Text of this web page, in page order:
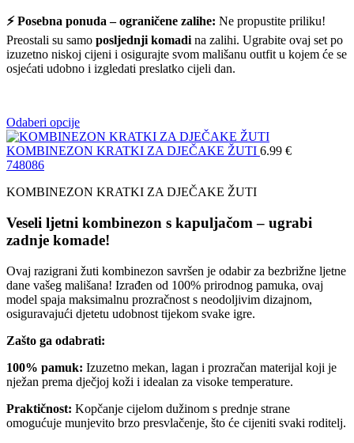
⚡ Posebna ponuda – ograničene zalihe: Ne propustite priliku!
Preostali su samo posljednji komadi na zalihi. Ugrabite ovaj set po
izuzetno niskoj cijeni i osigurajte svom mališanu outfit u kojem će se
osjećati udobno i izgledati preslatko cijeli dan.
Odaberi opcije
KOMBINEZON KRATKI ZA DJEČAKE ŽUTI 6.99 €
748086
KOMBINEZON KRATKI ZA DJEČAKE ŽUTI
Veseli ljetni kombinezon s kapuljačom – ugrabi
zadnje komade!
Ovaj razigrani žuti kombinezon savršen je odabir za bezbrižne ljetne
dane vašeg mališana! Izrađen od 100% prirodnog pamuka, ovaj
model spaja maksimalnu prozračnost s neodoljivim dizajnom,
osiguravajući djetetu udobnost tijekom svake igre.
Zašto ga odabrati:
100% pamuk: Izuzetno mekan, lagan i prozračan materijal koji je
nježan prema dječjoj koži i idealan za visoke temperature.
Praktičnost: Kopčanje cijelom dužinom s prednje strane
omogućuje munjevito brzo presvlačenje, što će cijeniti svaki roditelj.